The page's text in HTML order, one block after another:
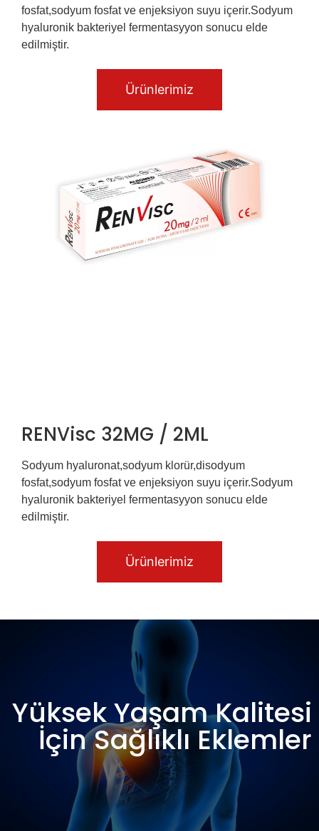
fosfat,sodyum fosfat ve enjeksiyon suyu içerir.Sodyum
hyaluronik bakteriyel fermentasyyon sonucu elde
edilmiştir.
Ürünlerimiz
RENVisc 32MG / 2ML
Sodyum hyaluronat,sodyum klorür,disodyum
fosfat,sodyum fosfat ve enjeksiyon suyu içerir.Sodyum
hyaluronik bakteriyel fermentasyyon sonucu elde
edilmiştir.
Ürünlerimiz
Yüksek Yaşam Kalitesi
İçin Sağlıklı Eklemler